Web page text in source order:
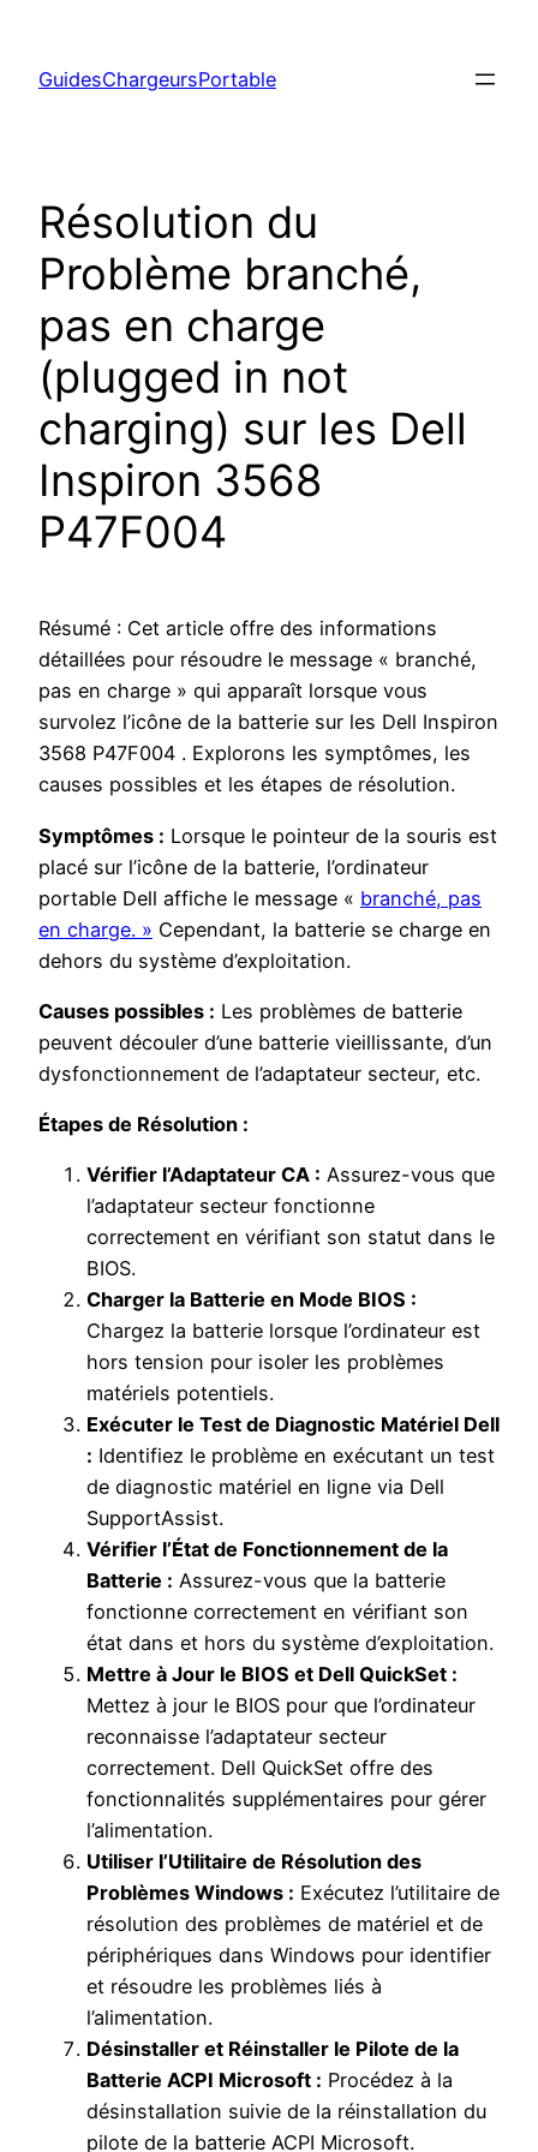
contenu
GuidesChargeursPortable
Résolution du
Problème branché,
pas en charge
(plugged in not
charging) sur les Dell
Inspiron 3568
P47F004
Résumé : Cet article offre des informations
détaillées pour résoudre le message « branché,
pas en charge » qui apparaît lorsque vous
survolez l’icône de la batterie sur les Dell Inspiron
3568 P47F004 . Explorons les symptômes, les
causes possibles et les étapes de résolution.
Symptômes : Lorsque le pointeur de la souris est
placé sur l’icône de la batterie, l’ordinateur
portable Dell affiche le message « branché, pas
en charge. » Cependant, la batterie se charge en
dehors du système d’exploitation.
Causes possibles : Les problèmes de batterie
peuvent découler d’une batterie vieillissante, d’un
dysfonctionnement de l’adaptateur secteur, etc.
Étapes de Résolution :
Vérifier l’Adaptateur CA : Assurez-vous que
l’adaptateur secteur fonctionne
correctement en vérifiant son statut dans le
BIOS.
Charger la Batterie en Mode BIOS :
Chargez la batterie lorsque l’ordinateur est
hors tension pour isoler les problèmes
matériels potentiels.
Exécuter le Test de Diagnostic Matériel Dell
: Identifiez le problème en exécutant un test
de diagnostic matériel en ligne via Dell
SupportAssist.
Vérifier l’État de Fonctionnement de la
Batterie : Assurez-vous que la batterie
fonctionne correctement en vérifiant son
état dans et hors du système d’exploitation.
Mettre à Jour le BIOS et Dell QuickSet :
Mettez à jour le BIOS pour que l’ordinateur
reconnaisse l’adaptateur secteur
correctement. Dell QuickSet offre des
fonctionnalités supplémentaires pour gérer
l’alimentation.
Utiliser l’Utilitaire de Résolution des
Problèmes Windows : Exécutez l’utilitaire de
résolution des problèmes de matériel et de
périphériques dans Windows pour identifier
et résoudre les problèmes liés à
l’alimentation.
Désinstaller et Réinstaller le Pilote de la
Batterie ACPI Microsoft : Procédez à la
désinstallation suivie de la réinstallation du
pilote de la batterie ACPI Microsoft.